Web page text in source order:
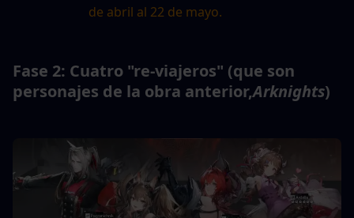
de abril al 22 de mayo.
Fase 2: Cuatro "re-viajeros" (que son
personajes de la obra anterior,Arknights)